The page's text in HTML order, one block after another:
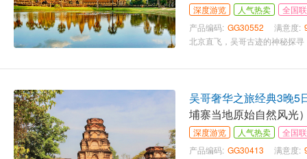
深度游览 人气热卖
全国
产品编码: GG30552 满意度:
吴哥奢华之旅经典3晚5
埔寨当地原始自然风光
深度游览 人气热卖
全国
产品编码: GG30413 满意度: